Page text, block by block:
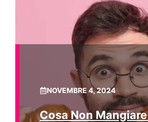
NOVEMBRE 4, 2024
Cosa Non